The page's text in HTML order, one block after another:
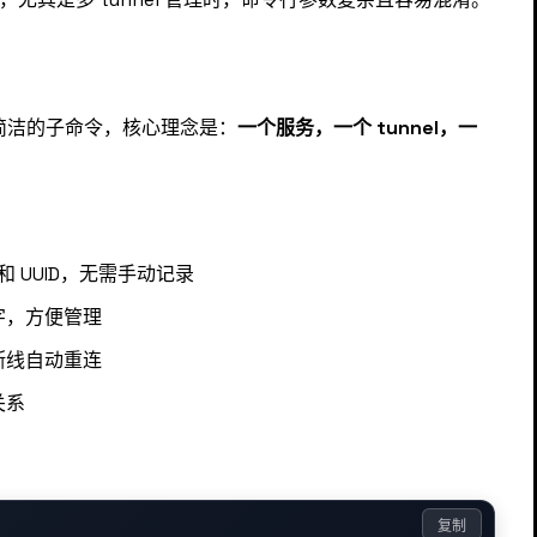
的子命令，核心理念是： 一个服务，一个 tunnel，一
UUID，无需手动记录
方便管理
自动重连
系
复制